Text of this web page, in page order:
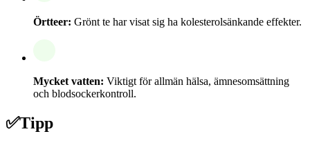
Örtteer: Grönt te har visat sig ha kolesterolsänkande effekter.
Mycket vatten: Viktigt för allmän hälsa, ämnesomsättning
och blodsockerkontroll.
✅Tipp